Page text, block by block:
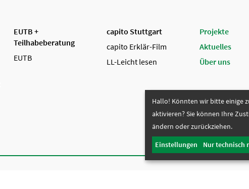
EUTB +
Teilhabeberatung
EUTB
capito Stuttgart
capito Erklär-Film
LL-Leicht lesen
Projekte
Aktuelles
Über uns
Hallo! Könnten wir bitte einige
aktivieren? Sie können Ihre
ändern oder zurückziehen.
Einstellungen Nur technisch